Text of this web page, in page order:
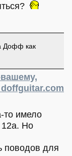
Дофф как
то имело
Но
поводов для